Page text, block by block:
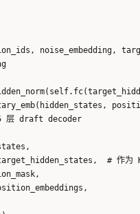
noise_embedding,
层 draft decoder
# 作为